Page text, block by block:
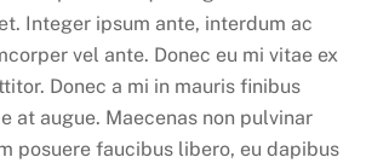
Integer ipsum ante, interdum ac
vel ante. Donec eu mi vitae ex
Donec a mi in mauris finibus
at augue. Maecenas non pulvinar
posuere faucibus libero, eu dapibus